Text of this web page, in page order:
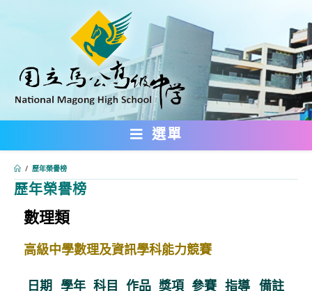
內
選單
歷年榮譽榜
/ 歷年榮譽榜
數理類
高級中學數理及資訊學科能力競賽
日期 學年 科目 作品 獎項 參賽 指導 備註